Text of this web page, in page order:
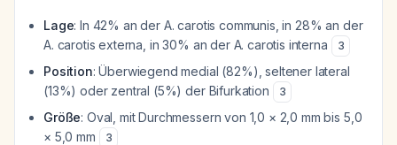
Lage: In 42% an der A. carotis communis, in 28% an der
A. carotis externa, in 30% an der A. carotis interna
3
Position: Überwiegend medial (82%), seltener lateral
(13%) oder zentral (5%) der Bifurkation
3
Größe: Oval, mit Durchmessern von 1,0 × 2,0 mm bis 5,0
× 5,0 mm
3